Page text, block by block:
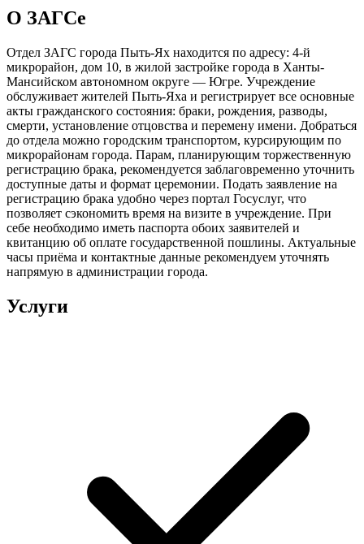
О ЗАГСе
Отдел ЗАГС города Пыть-Ях находится по адресу: 4-й
микрорайон, дом 10, в жилой застройке города в Ханты-
Мансийском автономном округе — Югре. Учреждение
обслуживает жителей Пыть-Яха и регистрирует все основные
акты гражданского состояния: браки, рождения, разводы,
смерти, установление отцовства и перемену имени. Добраться
до отдела можно городским транспортом, курсирующим по
микрорайонам города. Парам, планирующим торжественную
регистрацию брака, рекомендуется заблаговременно уточнить
доступные даты и формат церемонии. Подать заявление на
регистрацию брака удобно через портал Госуслуг, что
позволяет сэкономить время на визите в учреждение. При
себе необходимо иметь паспорта обоих заявителей и
квитанцию об оплате государственной пошлины. Актуальные
часы приёма и контактные данные рекомендуем уточнять
напрямую в администрации города.
Услуги